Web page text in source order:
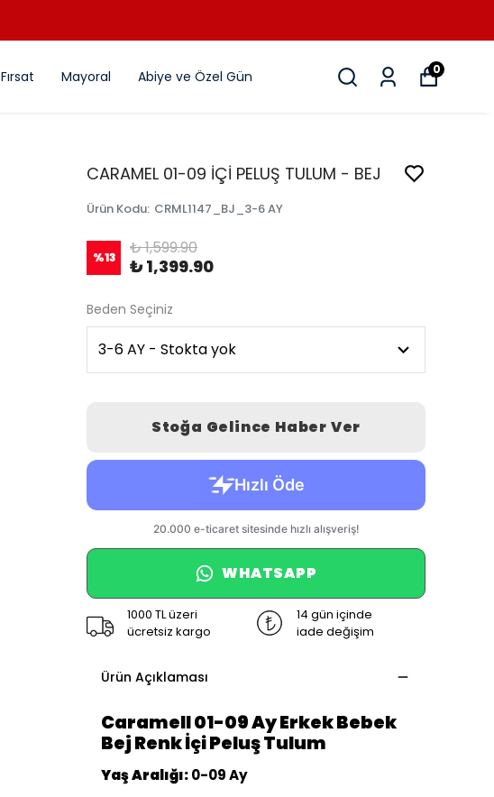
Fırsat Mayoral Abiye ve Özel Gün 0
CARAMEL 01-09 İÇİ PELUŞ TULUM - BEJ
Ürün Kodu: CRML1147_BJ_3-6 AY
%13 ₺ 1,599.90
₺ 1,399.90
Beden Seçiniz
Stoğa Gelince Haber Ver
WHATSAPP
1000 TL üzeri
ücretsiz kargo
14 gün içinde
iade değişim
Ürün Açıklaması
Caramell 01-09 Ay Erkek Bebek
Bej Renk İçi Peluş Tulum
Yaş Aralığı:0-09 Ay